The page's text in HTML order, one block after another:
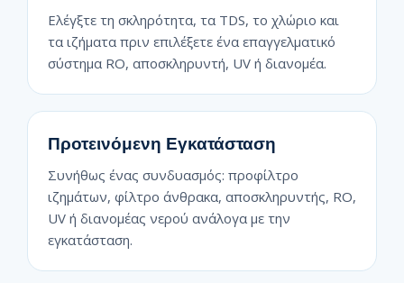
Ελέγξτε τη σκληρότητα, τα TDS, το χλώριο και
τα ιζήματα πριν επιλέξετε ένα επαγγελματικό
σύστημα RO, αποσκληρυντή, UV ή διανομέα.
Προτεινόμενη Εγκατάσταση
Συνήθως ένας συνδυασμός: προφίλτρο
ιζημάτων, φίλτρο άνθρακα, αποσκληρυντής, RO,
UV ή διανομέας νερού ανάλογα με την
εγκατάσταση.